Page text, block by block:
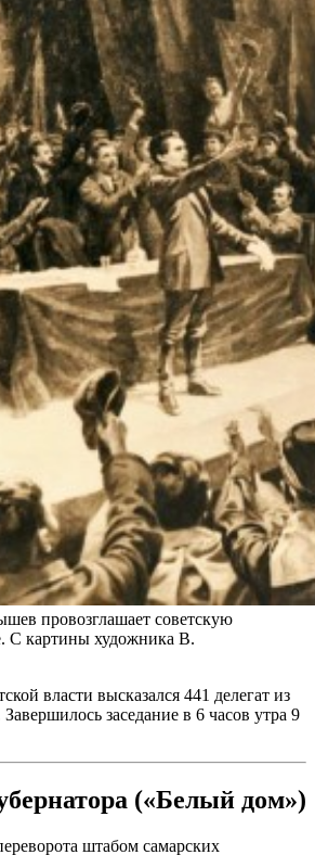
провозглашает советскую
С картины художника В.
власти высказался 441 делегат из
заседание в 6 часов утра 9
(«Белый дом»)
штабом самарских